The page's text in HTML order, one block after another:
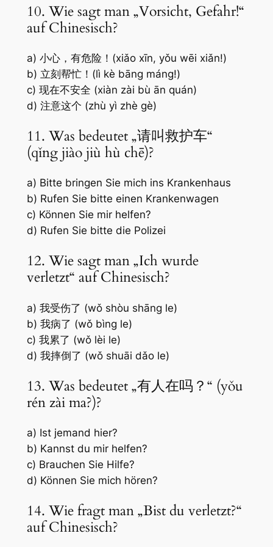
10. Wie sagt man „Vorsicht, Gefahr!“
auf Chinesisch?
a) 小心，有危险！(xiǎo xīn, yǒu wēi xiǎn!)
b) 立刻帮忙！(lì kè bāng máng!)
c) 现在不安全 (xiàn zài bù ān quán)
d) 注意这个 (zhù yì zhè gè)
11. Was bedeutet „请叫救护车“
(qǐng jiào jiù hù chē)?
a) Bitte bringen Sie mich ins Krankenhaus
b) Rufen Sie bitte einen Krankenwagen
c) Können Sie mir helfen?
d) Rufen Sie bitte die Polizei
12. Wie sagt man „Ich wurde
verletzt“ auf Chinesisch?
a) 我受伤了 (wǒ shòu shāng le)
b) 我病了 (wǒ bìng le)
c) 我累了 (wǒ lèi le)
d) 我摔倒了 (wǒ shuāi dǎo le)
13. Was bedeutet „有人在吗？“ (yǒu
rén zài ma?)?
a) Ist jemand hier?
b) Kannst du mir helfen?
c) Brauchen Sie Hilfe?
d) Können Sie mich hören?
14. Wie fragt man „Bist du verletzt?“
auf Chinesisch?